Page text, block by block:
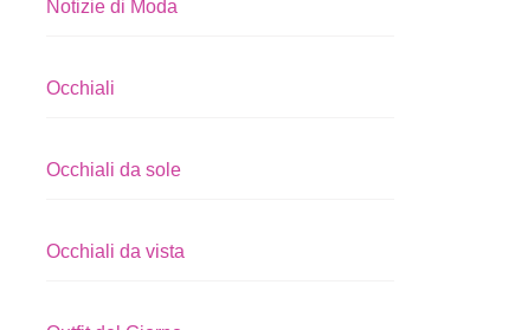
Notizie di Moda
Occhiali
Occhiali da sole
Occhiali da vista